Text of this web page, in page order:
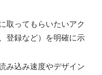
取ってもらいたいアク
登録など）を明確に示
み込み速度やデザイン